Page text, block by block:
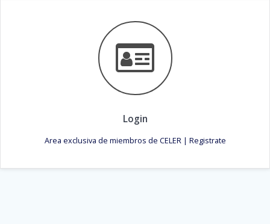
Login
Area exclusiva de miembros de CELER | Registrate